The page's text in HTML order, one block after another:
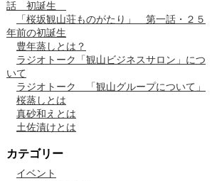
話 初誕生
「桜坂観山荘ものがたり」 第一話・２５
年前の初誕生
豊年蒸しとは？
ラジオトーク「観山ビジネスサロン」につ
いて
ラジオトーク 「観山グループについて」
桜蒸しとは
真砂和えとは
土佐漬けとは
カテゴリー
イベント